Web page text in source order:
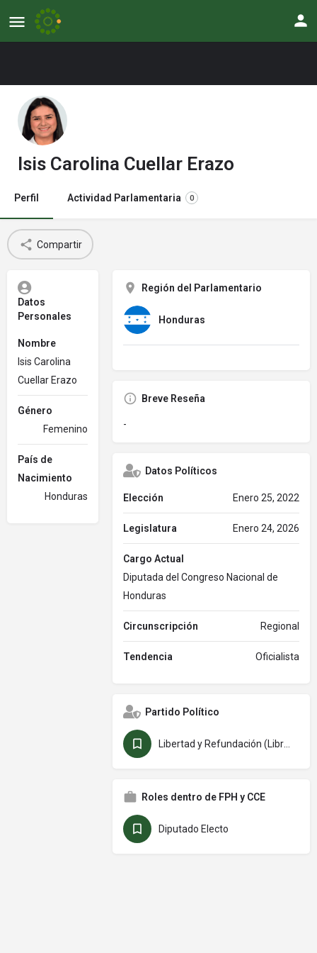
Isis Carolina Cuellar Erazo
Perfil Actividad Parlamentaria 0
Compartir
Datos
Personales
Nombre
Isis Carolina
Cuellar Erazo
Género
Femenino
País de
Nacimiento
Honduras
Región del Parlamentario
Honduras
Breve Reseña
-
Datos Políticos
Elección Enero 25, 2022
Legislatura Enero 24, 2026
Cargo Actual
Diputada del Congreso Nacional de
Honduras
Circunscripción Regional
Tendencia Oficialista
Partido Político
Roles dentro de FPH y CCE
Diputado Electo